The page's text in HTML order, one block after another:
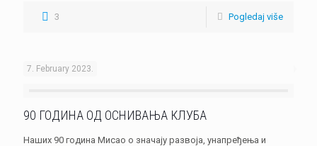
3 Pogledaj više
7. February 2023.
90 ГОДИНА ОД ОСНИВАЊА КЛУБА
Наших 90 година Мисао о значају развоја, унапређења и